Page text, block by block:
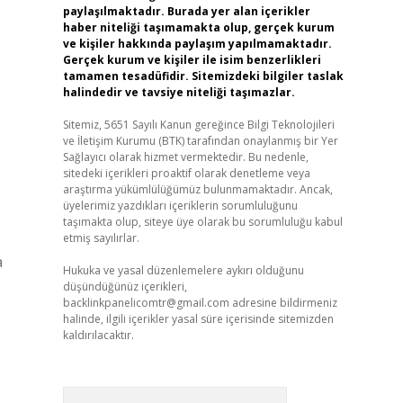
paylaşılmaktadır. Burada yer alan içerikler
haber niteliği taşımamakta olup, gerçek kurum
ve kişiler hakkında paylaşım yapılmamaktadır.
Gerçek kurum ve kişiler ile isim benzerlikleri
tamamen tesadüfidir. Sitemizdeki bilgiler taslak
halindedir ve tavsiye niteliği taşımazlar.
Sitemiz, 5651 Sayılı Kanun gereğince Bilgi Teknolojileri
ve İletişim Kurumu (BTK) tarafından onaylanmış bir Yer
Sağlayıcı olarak hizmet vermektedir. Bu nedenle,
sitedeki içerikleri proaktif olarak denetleme veya
araştırma yükümlülüğümüz bulunmamaktadır. Ancak,
üyelerimiz yazdıkları içeriklerin sorumluluğunu
taşımakta olup, siteye üye olarak bu sorumluluğu kabul
etmiş sayılırlar.
Hukuka ve yasal düzenlemelere aykırı olduğunu
düşündüğünüz içerikleri,
backlinkpanelicomtr@gmail.com adresine bildirmeniz
halinde, ilgili içerikler yasal süre içerisinde sitemizden
kaldırılacaktır.